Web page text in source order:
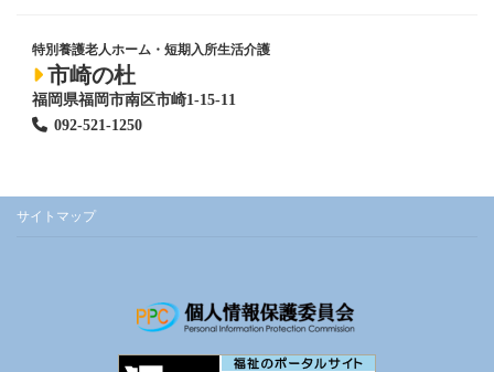
特別養護老人ホーム ・短期入所生活介護
市崎の杜
福岡県福岡市南区市崎1-15-11
092-521-1250
サイトマップ